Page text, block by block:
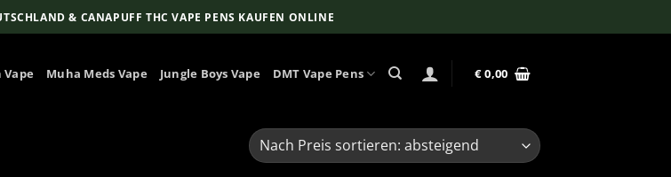
& CANAPUFF THC VAPE PENS KAUFEN ONLINE
Vape Muha Meds Vape Jungle Boys Vape DMT Vape Pens €0,00